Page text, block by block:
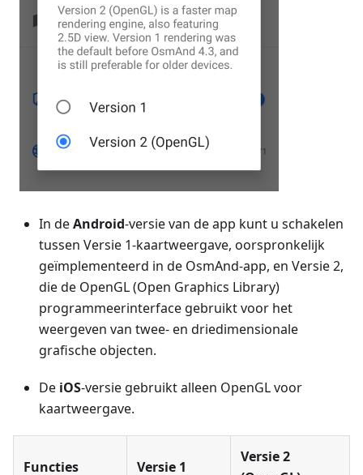
In deAndroid-versie van de app kunt u schakelen
tussen Versie 1-kaartweergave, oorspronkelijk
geïmplementeerd in de OsmAnd-app, en Versie 2,
die de OpenGL (Open Graphics Library)
programmeerinterface gebruikt voor het
weergeven van twee- en driedimensionale
grafische objecten.
De iOS-versie gebruikt alleen OpenGL voor
kaartweergave.
Functies Versie 1
Versie 2